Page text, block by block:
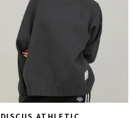
DISCUS ATHLETIC